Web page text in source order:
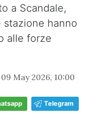
a Scandale,
hanno
alle forze
09 May 2026, 10:00
Telegram